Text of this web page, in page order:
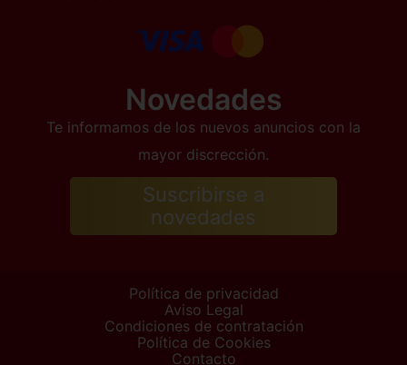
Novedades
Te informamos de los nuevos anuncios con la
mayor discrección.
Suscribirse a
novedades
Política de privacidad
Aviso Legal
Condiciones de contratación
Política de Cookies
Contacto